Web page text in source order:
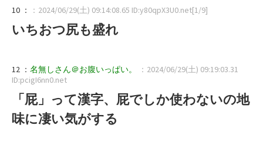
10 ： ：2024/06/29(土) 09:14:08.65 ID:y80qpX3U0.net[1/9]
いちおつ尻も盛れ
12 ： 名無しさん＠お腹いっぱい。
：2024/06/29(土) 09:19:03.31
ID:pcigI6nn0.net
「屁」って漢字、屁でしか使わないの地
味に凄い気がする